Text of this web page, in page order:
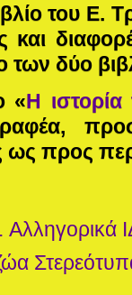
του Ε.
και
των δύο
«Η
ως προς
Αλληγορικά